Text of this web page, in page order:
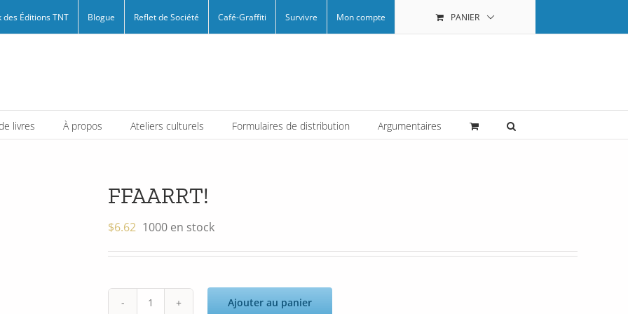
des Éditions TNT Blogue Reflet de Société Café-Graffiti Survivre Mon compte PANIER
livres À propos Ateliers culturels Formulaires de distribution Argumentaires
FFAARRT!
$6.62 1000 en stock
Ajouter au panier